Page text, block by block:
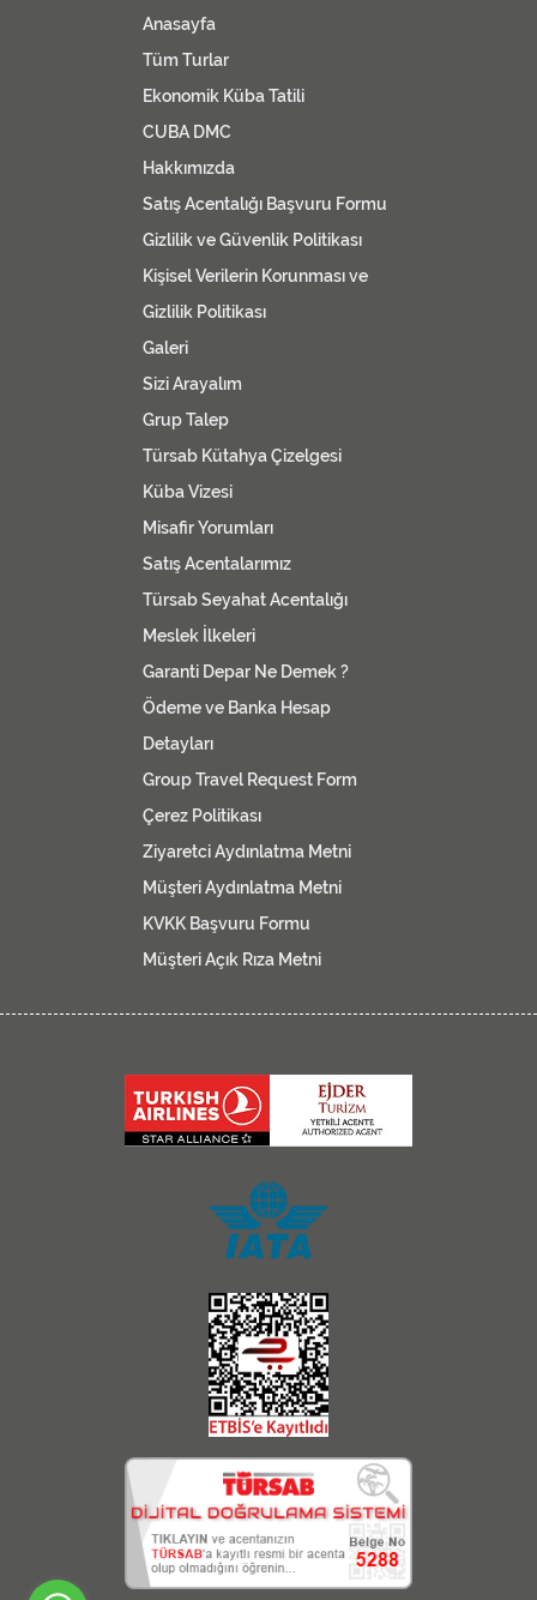
Anasayfa
Tüm Turlar
Ekonomik Küba Tatili
CUBA DMC
Hakkımızda
Satış Acentalığı Başvuru Formu
Gizlilik ve Güvenlik Politikası
Kişisel Verilerin Korunması ve
Gizlilik Politikası
Galeri
Sizi Arayalım
Grup Talep
Türsab Kütahya Çizelgesi
Küba Vizesi
Misafir Yorumları
Satış Acentalarımız
Türsab Seyahat Acentalığı
Meslek İlkeleri
Garanti Depar Ne Demek ?
Ödeme ve Banka Hesap
Detayları
Group Travel Request Form
Çerez Politikası
Ziyaretci Aydınlatma Metni
Müşteri Aydınlatma Metni
KVKK Başvuru Formu
Müşteri Açık Rıza Metni